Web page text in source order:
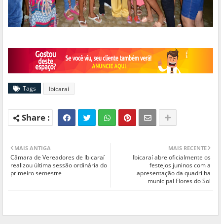
Tags Ibicaraí
MAIS RECENTE
Ibicaraí abre oficialmente os
festejos juninos com a
apresentação da quadrilha
municipal Flores do Sol
MAIS ANTIGA
Câmara de Vereadores de Ibicaraí
realizou última sessão ordinária do
primeiro semestre